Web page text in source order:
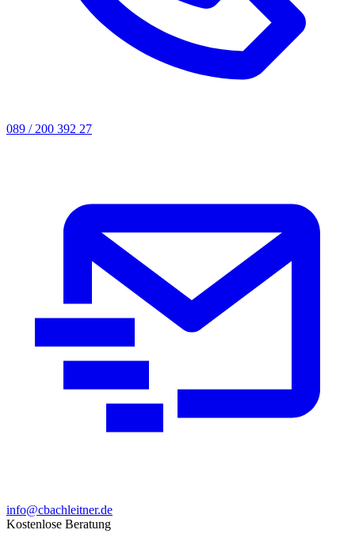
089 / 200 392 27
info@cbachleitner.de
Kostenlose Beratung